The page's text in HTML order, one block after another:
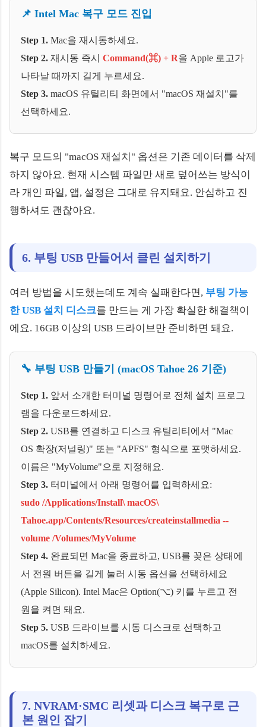
📌 Intel Mac 복구 모드 진입
Step 1. Mac을 재시동하세요.
Step 2. 재시동 즉시 Command(⌘) + R을 Apple 로고가
나타날 때까지 길게 누르세요.
Step 3. macOS 유틸리티 화면에서 "macOS 재설치"를
선택하세요.
복구 모드의 "macOS 재설치" 옵션은 기존 데이터를 삭제
하지 않아요. 현재 시스템 파일만 새로 덮어쓰는 방식이
라 개인 파일, 앱, 설정은 그대로 유지돼요. 안심하고 진
행하셔도 괜찮아요.
6. 부팅 USB 만들어서 클린 설치하기
여러 방법을 시도했는데도 계속 실패한다면, 부팅 가능
한 USB 설치 디스크를 만드는 게 가장 확실한 해결책이
에요. 16GB 이상의 USB 드라이브만 준비하면 돼요.
🔧 부팅 USB 만들기 (macOS Tahoe 26 기준)
Step 1. 앞서 소개한 터미널 명령어로 전체 설치 프로그
램을 다운로드하세요.
Step 2. USB를 연결하고 디스크 유틸리티에서 "Mac
OS 확장(저널링)" 또는 "APFS" 형식으로 포맷하세요.
이름은 "MyVolume"으로 지정해요.
Step 3. 터미널에서 아래 명령어를 입력하세요:
sudo /Applications/Install\ macOS\
Tahoe.app/Contents/Resources/createinstallmedia --
volume /Volumes/MyVolume
Step 4. 완료되면 Mac을 종료하고, USB를 꽂은 상태에
서 전원 버튼을 길게 눌러 시동 옵션을 선택하세요
(Apple Silicon). Intel Mac은 Option(⌥) 키를 누르고 전
원을 켜면 돼요.
Step 5. USB 드라이브를 시동 디스크로 선택하고
macOS를 설치하세요.
7. NVRAM·SMC 리셋과 디스크 복구로 근
본 원인 잡기